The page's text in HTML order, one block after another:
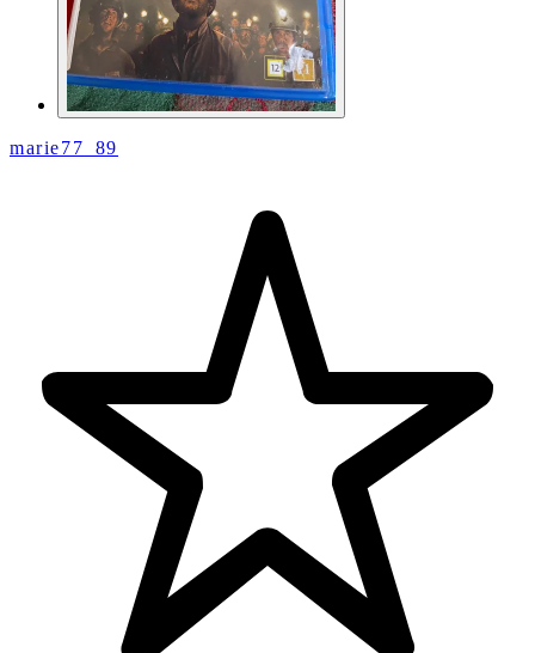
marie77_89